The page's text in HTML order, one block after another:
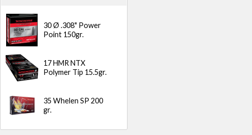
30 Ø .308" Power
Point 150gr.
17 HMR NTX
Polymer Tip 15.5gr.
35 Whelen SP 200
gr.